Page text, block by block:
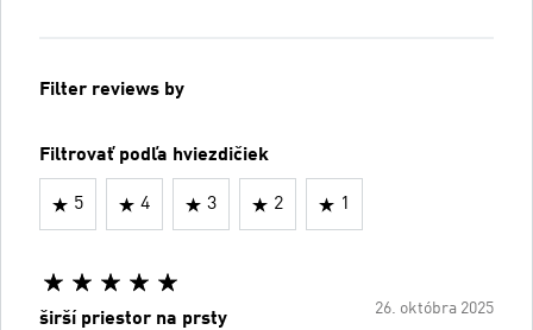
Filter reviews by
Filtrovať podľa hviezdičiek
5 4 3 2 1
26. októbra 2025
širší priestor na prsty